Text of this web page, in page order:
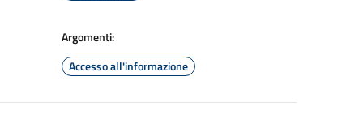
Argomenti:
Accesso all'informazione